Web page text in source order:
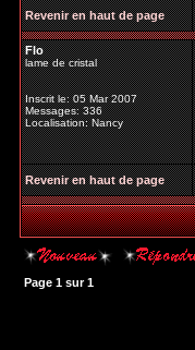
Revenir en haut de page
Flo
lame de cristal
Inscrit le: 05 Mar 2007
Messages: 336
Localisation: Nancy
Revenir en haut de page
Page 1 sur1